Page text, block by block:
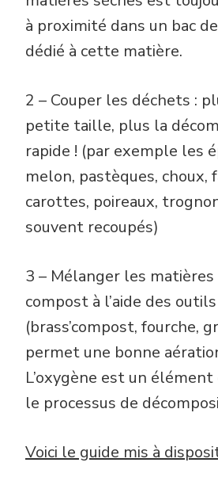
à proximité dans un bac
dédié à cette matière.
2 – Couper les déchets :
petite taille, plus la
rapide ! (par exemple les
melon, pastèques, choux,
carottes, poireaux,
souvent recoupés)
3 – Mélanger les matières
compost à l’aide des
(brass’compost, fourche,
permet une bonne
L’oxygène est un
le processus de
Voici le guide mis à